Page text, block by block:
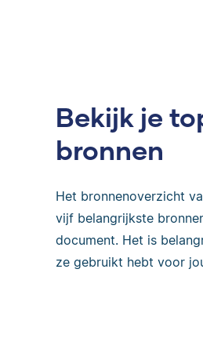
Bekijk je
bronnen
Het bronnenoverzicht
vijf belangrijkste
document. Het is
ze gebruikt hebt voor